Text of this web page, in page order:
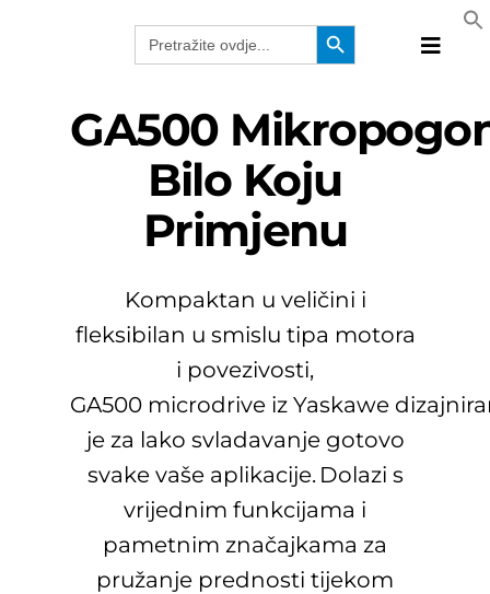
Search
for:
Search Button
Toggle
Tvrtka
GA500 MIKRo
Bilo Koju
Primjenu
Kompaktan u veličini i
fleksibilan u smislu tipa motora
i povezivosti,
GA500 microdriveiz Yaskawe
je za lako svladavanje gotovo
svake vaše aplikacije. Dolazi s
vrijednim funkcijama i
pametnim značajkama za
pružanje prednosti tijekom